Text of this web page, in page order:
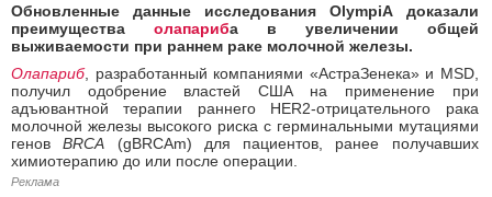
Обновленные данные исследования OlympiA доказали
преимущества олапариба в увеличении общей
выживаемости при раннем раке молочной железы.
Олапариб, разработанный компаниями «АстраЗенека» и MSD,
получил одобрение властей США на применение при
адъювантной терапии раннего HER2-отрицательного рака
молочной железы высокого риска с герминальными мутациями
геновBRCA (gBRCAm) для пациентов, ранее получавших
химиотерапию до или после операции.
Реклама